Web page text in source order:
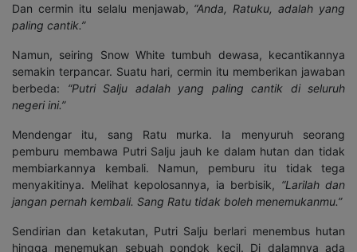
Dan cermin itu selalu menjawab, “Anda, Ratuku, adalah yang
paling cantik.”
Namun, seiring Snow White tumbuh dewasa, kecantikannya
semakin terpancar. Suatu hari, cermin itu memberikan jawaban
berbeda: “Putri Salju adalah yang paling cantik di seluruh
negeri ini.”
Mendengar itu, sang Ratu murka. Ia menyuruh seorang
pemburu membawa Putri Salju jauh ke dalam hutan dan tidak
membiarkannya kembali. Namun, pemburu itu tidak tega
menyakitinya. Melihat kepolosannya, ia berbisik, “Larilah dan
jangan pernah kembali. Sang Ratu tidak boleh menemukanmu.”
Sendirian dan ketakutan, Putri Salju berlari menembus hutan
hingga menemukan sebuah pondok kecil. Di dalamnya ada